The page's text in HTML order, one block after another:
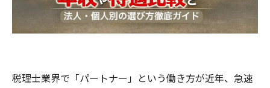
税理士業界で「パートナー」という働き方が近年、急速